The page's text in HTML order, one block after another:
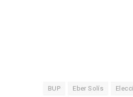
BUP Eber Solís